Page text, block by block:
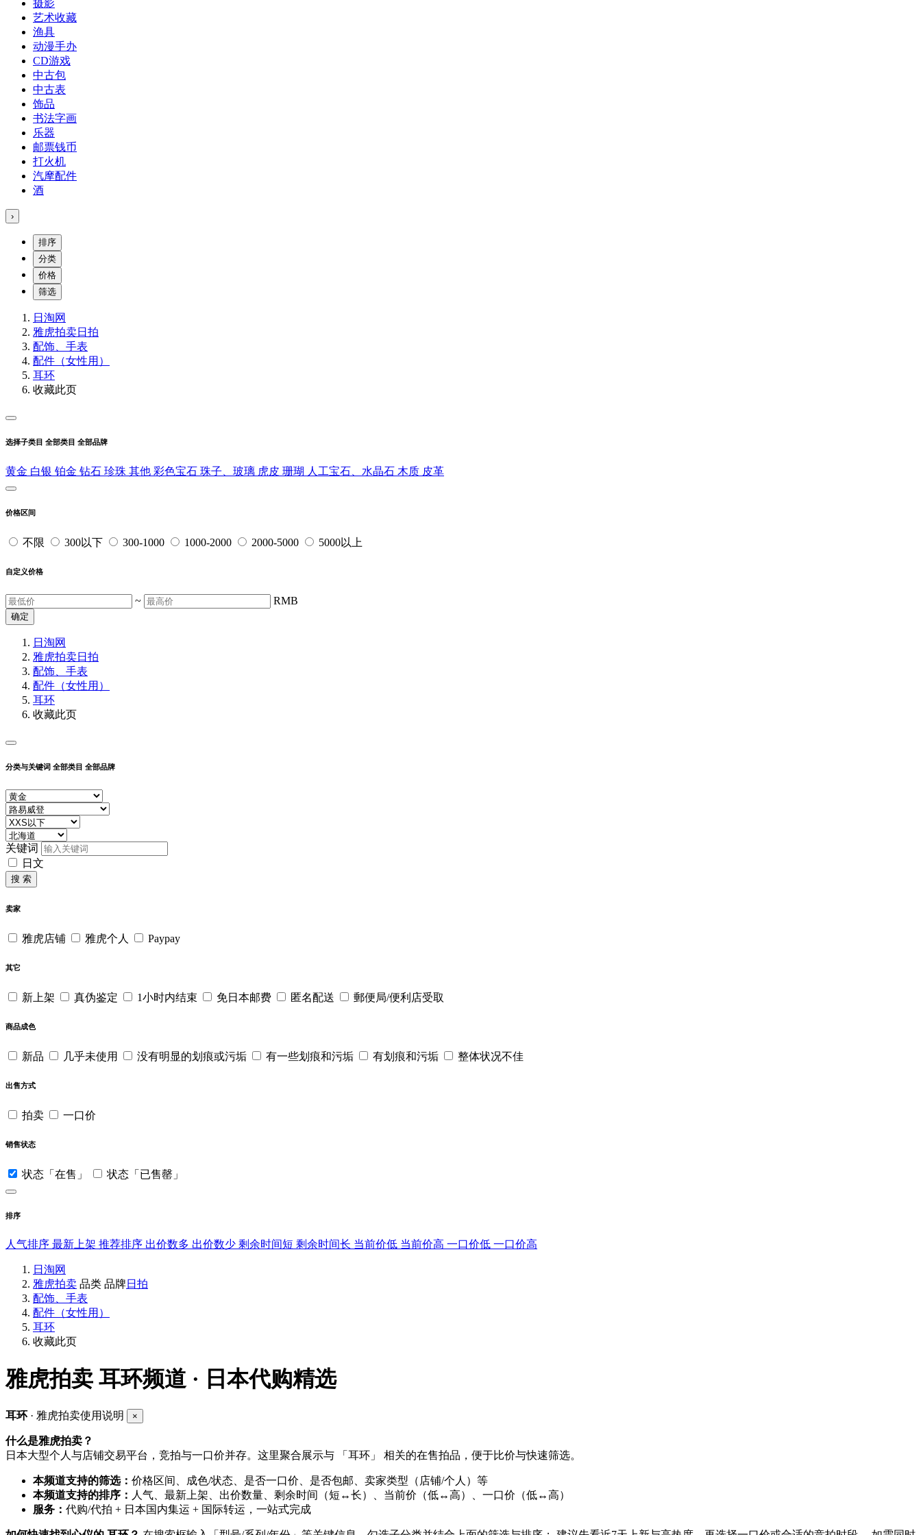
摄影
艺术收藏
渔具
动漫手办
CD游戏
中古包
中古表
饰品
书法字画
乐器
邮票钱币
打火机
汽摩配件
酒
›
排序
分类
价格
筛选
日淘网
雅虎拍卖日拍
配饰、手表
配件（女性用）
耳环
收藏此页
选择子类目 全部类目 全部品牌
黄金 白银 铂金 钻石 珍珠 其他 彩色宝石 珠子、玻璃 虎皮 珊瑚 人工宝石、水晶石 木质 皮革
价格区间
不限 300以下 300-1000 1000-2000 2000-5000 5000以上
自定义价格
~ RMB
确定
日淘网
雅虎拍卖日拍
配饰、手表
配件（女性用）
耳环
收藏此页
分类与关键词 全部类目 全部品牌
关键词
日文
搜 索
卖家
雅虎店铺 雅虎个人 Paypay
其它
新上架 真伪鉴定 1小时内结束 免日本邮费 匿名配送 郵便局/便利店受取
商品成色
新品 几乎未使用 没有明显的划痕或污垢 有一些划痕和污垢 有划痕和污垢 整体状况不佳
出售方式
拍卖 一口价
销售状态
状态「在售」 状态「已售罄」
排序
人气排序 最新上架 推荐排序 出价数多 出价数少 剩余时间短 剩余时间长 当前价低 当前价高 一口价低 一口价高
日淘网
雅虎拍卖 品类 品牌日拍
配饰、手表
配件（女性用）
耳环
收藏此页
雅虎拍卖 耳环频道 · 日本代购精选
耳环 · 雅虎拍卖使用说明 ×
什么是雅虎拍卖？
日本大型个人与店铺交易平台，竞拍与一口价并存。这里聚合展示与 「耳环」 相关的在售拍品，便于比价与快速筛选。
本频道支持的筛选： 价格区间、成色/状态、是否一口价、是否包邮、卖家类型（店铺/个人）等
本频道支持的排序： 人气、最新上架、出价数量、剩余时间（短↔长）、当前价（低↔高）、一口价（低↔高）
服务： 代购/代拍 + 日本国内集运 + 国际转运，一站式完成